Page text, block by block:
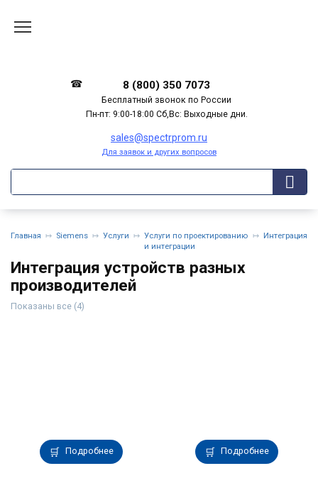
содержанию
8 (800) 350 7073
Бесплатный звонок по России
Пн-пт: 9:00-18:00 Сб,Вс: Выходные дни.
sales@spectrprom.ru
Для заявок и других вопросов
Главная Siemens Услуги
Услуги по проектированию
и интеграции
Интеграция
Интеграция устройств разных
производителей
Показаны все (4)
Подробнее Подробнее